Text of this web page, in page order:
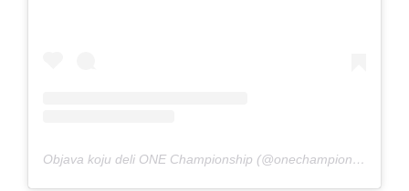
Objava koju deli ONE Championship (@onechampionship)